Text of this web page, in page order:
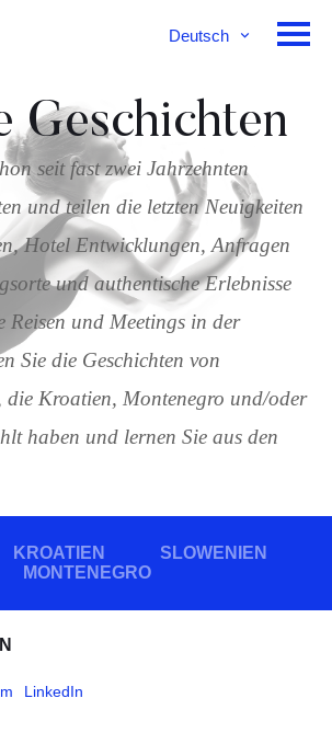
Deutsch
Geschichten
seit fast zwei Jahrzehnten
und teilen die letzten Neuigkeiten
Hotel Entwicklungen, Anfragen
und authentische Erlebnisse
Reisen und Meetings in der
Sie die Geschichten von
die Kroatien, Montenegro und/oder
haben und lernen Sie aus den
KROATIEN
SLOWENIEN
MONTENEGRO
LinkedIn